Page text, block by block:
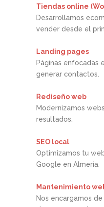
Tiendas online
Desarrollamos
vender desde el
Landing pages
Páginas enfocadas
generar contactos.
Rediseño web
Modernizamos
resultados.
SEO local
Optimizamos tu
Google en Almería.
Mantenimiento
Nos encargamos